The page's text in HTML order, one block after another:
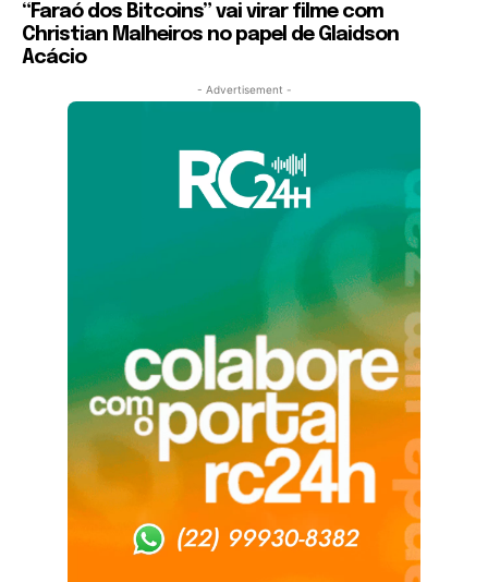
“Faraó dos Bitcoins” vai virar filme com
Christian Malheiros no papel de Glaidson
Acácio
- Advertisement -